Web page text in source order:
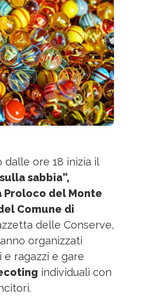
dalle ore 18 inizia il
sabbia”,
del Monte
Comune di
delle Conserve,
organizzati
ragazzi e gare
individuali con